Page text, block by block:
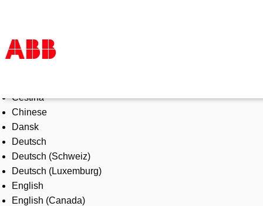
Products & Solutions
Industries
Services
About us
Where to buy
Contact us
Careers
Čeština
Chinese
Dansk
Deutsch
Deutsch (Schweiz)
Deutsch (Luxemburg)
English
English (Canada)